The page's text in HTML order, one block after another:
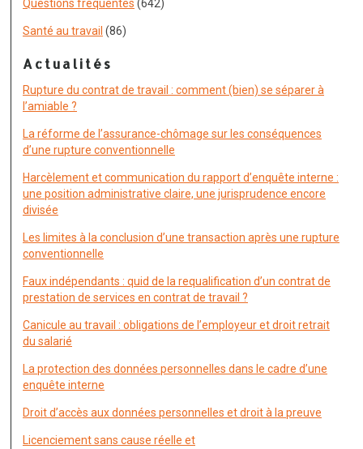
Questions fréquentes (642)
Santé au travail (86)
Actualités
Rupture du contrat de travail : comment (bien) se séparer à
l’amiable ?
La réforme de l’assurance-chômage sur les conséquences
d’une rupture conventionnelle
Harcèlement et communication du rapport d’enquête interne :
une position administrative claire, une jurisprudence encore
divisée
Les limites à la conclusion d’une transaction après une rupture
conventionnelle
Faux indépendants : quid de la requalification d’un contrat de
prestation de services en contrat de travail ?
Canicule au travail : obligations de l’employeur et droit retrait
du salarié
La protection des données personnelles dans le cadre d’une
enquête interne
Droit d’accès aux données personnelles et droit à la preuve
Licenciement sans cause réelle et